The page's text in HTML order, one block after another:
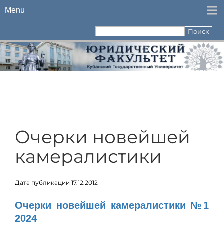
Menu
Очерки новейшей
камералистики
Дата публикации 17.12.2012
Очерки новейшей камералистики №1
2024